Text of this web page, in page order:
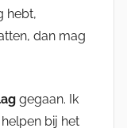
hebt,
dan mag
gegaan. Ik
bij het